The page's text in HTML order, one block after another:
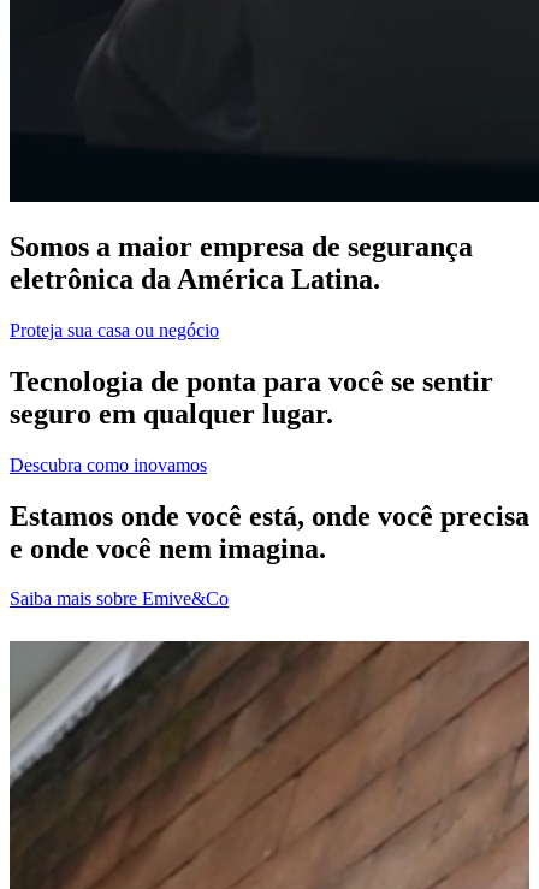
Somos a maior empresa de segurança
eletrônica da América Latina.
Proteja sua casa ou negócio
Tecnologia de ponta para você se sentir
seguro em qualquer lugar.
Descubra como inovamos
Estamos onde você está, onde você precisa
e onde você nem imagina.
Saiba mais sobre Emive&Co